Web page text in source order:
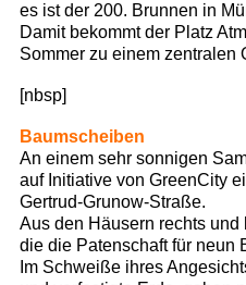
es ist der 200. Brunnen in
Damit bekommt der Platz
Sommer zu einem zentralen
[nbsp]
Baumscheiben
An einem sehr sonnigen
auf Initiative von GreenCity
Gertrud-Grunow-Straße.
Aus den Häusern rechts
die die Patenschaft für neun
Im Schweiße ihres